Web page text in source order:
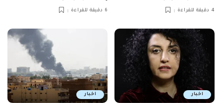
4 دقيقة للقراءة 6 دقيقة للقراءة
اخبار اخبار